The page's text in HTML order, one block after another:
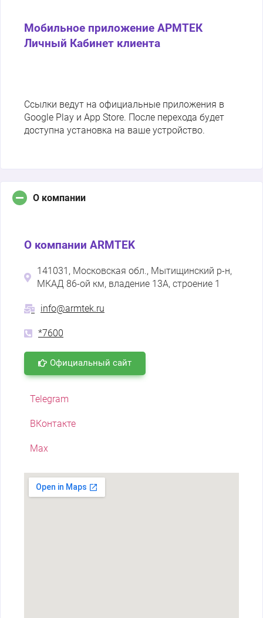
Мобильное приложение АРМТЕК
Личный Кабинет клиента
Ссылки ведут на официальные приложения в
Google Play и App Store. После перехода будет
доступна установка на ваше устройство.
О компании
О компании ARMTEK
141031, Московская обл., Мытищинский р-н,
МКАД 86-ой км, владение 13А, строение 1
info@armtek.ru
*7600
Официальный сайт
Telegram
ВКонтакте
Max